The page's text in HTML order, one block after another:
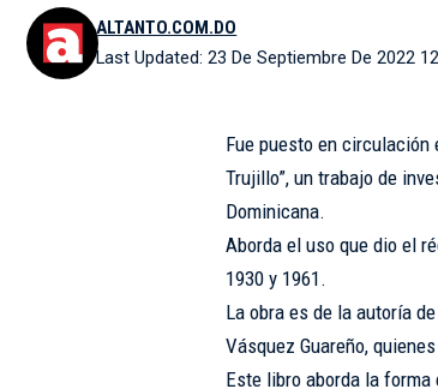
Last Updated: 23 De Septiembre De 2022
ALTANTO.COM.DO
Fue puesto en circulación
Trujillo”, un trabajo de
Dominicana.
Aborda el uso que dio el
1930 y 1961.
La obra es de la autoría
Vásquez Guareño,
Este libro aborda la